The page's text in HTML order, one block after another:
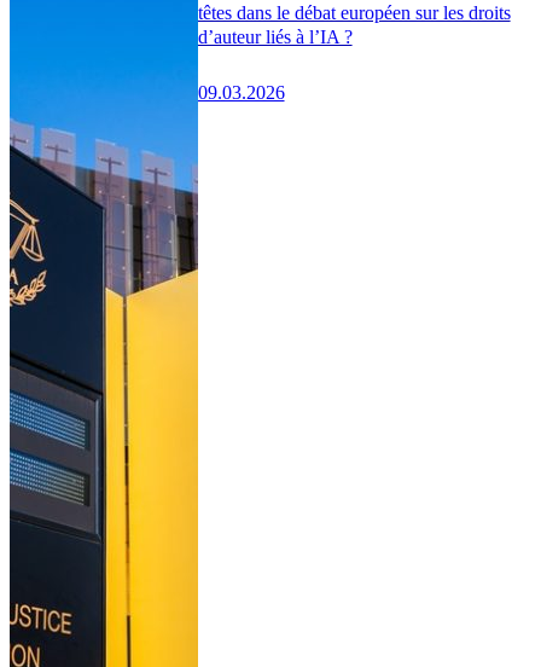
têtes dans le débat européen sur les droits
d’auteur liés à l’IA ?
09.03.2026